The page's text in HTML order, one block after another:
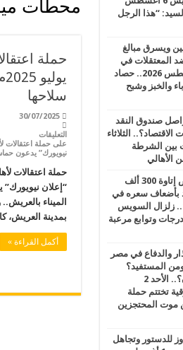
محطات
سلاحها
30/07/2025
التعليقات
نيويورك” يدعون
بمدينة العريش،
أكمل القراءة »
“هذا الرجل
ويسرق مبالغ
ضد المعتقلات في
سجن العاشر نساء.. الأربعاء 5 أغسطس 2026.. حصاد
والخبز وشبح
صندوق النقد
الثلاثاء
بين الشرطة
الأهالي
“تجارة بالدم والألم”العرجاني يفرض إتاوة 300 ألف
بأضعاف سعره في
إسرائيل.. الاثنين 3 أغسطس 2026.. زلزال السويس
المدمر مع ساعات الفجر بقوة 5.6 درجات وتوابع مرعبة
والدفاع في مصر
ومن المستفيد؟
إسرائيل أم إيران؟ وأين الأوكتاجون؟.. الأحد 2
حقوقية تختتم حملة
وتحذر من موت المحتجزين
للدستور وتجاهل